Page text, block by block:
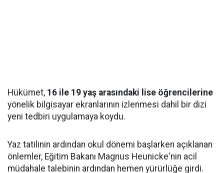
Hükümet, 16 ile 19 yaş arasındaki lise öğrencilerine
yönelik bilgisayar ekranlarının izlenmesi dahil bir dizi
yeni tedbiri uygulamaya koydu.
Yaz tatilinin ardından okul dönemi başlarken açıklanan
önlemler, Eğitim Bakanı Magnus Heunicke'nin acil
müdahale talebinin ardından hemen yürürlüğe girdi.